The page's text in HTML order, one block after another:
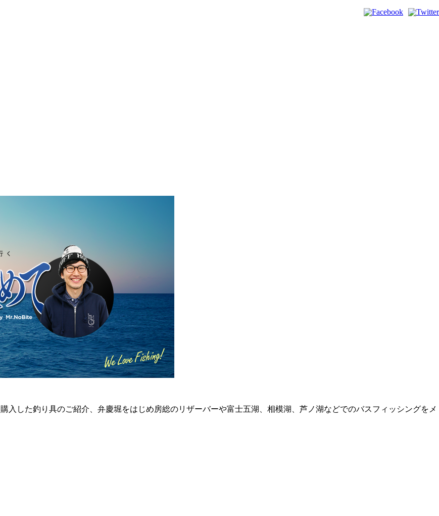
入した釣り具のご紹介、弁慶堀をはじめ房総のリザーバーや富士五湖、相模湖、芦ノ湖などでのバスフィッシングをメ